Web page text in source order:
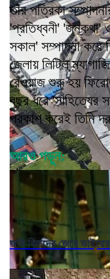
তাঁর পত্রিকা
'প্রতিধ্বনী' 'জনকথা'
সকাল' সম্পাদনা করে
জেলায় লিটিল
রেওয়াজ শুরু হয়
বছর ধরে 'সাহিত্যের
প্রকাশ করেই তিনি
আরও পড়ুন:
জমি বিবাদের জেরে